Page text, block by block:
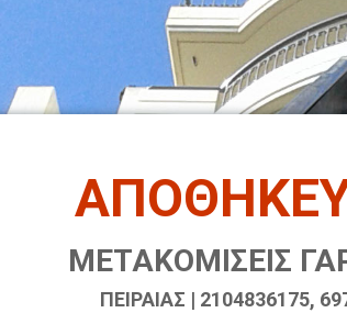
ΜΕΤΑΚΟΜΙΣΕΙΣ
ΠΕΙΡΑΙΑΣ | 2104836175,